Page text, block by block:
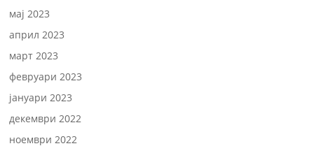
мај 2023
април 2023
март 2023
февруари 2023
јануари 2023
декември 2022
ноември 2022